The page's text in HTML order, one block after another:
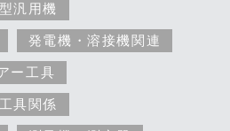
汎用機
発電機・溶接機関連
ー工具
工具関係